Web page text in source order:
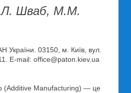
Шваб, М.М.
України. 03150, м. Київ, вул.
E-mail: office@paton.kiev.ua
(Additive Manufacturing) — це